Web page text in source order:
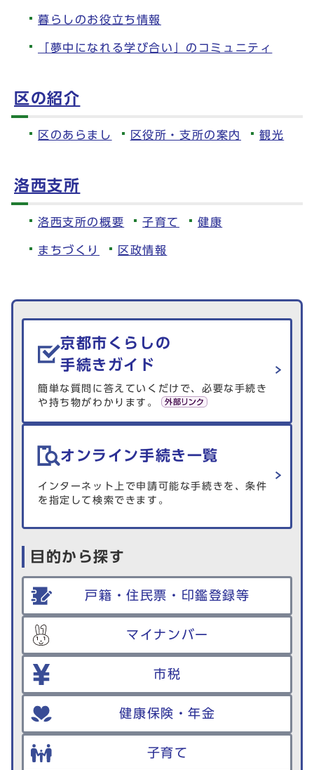
暮らしのお役立ち情報
「夢中になれる学び合い」のコミュニティ
区の紹介
区のあらまし 区役所・支所の案内 観光
洛西支所
洛西支所の概要 子育て 健康
まちづくり 区政情報
生活情報を探す
京都市くらしの
手続きガイド
簡単な質問に答えていくだけで、必要な手続き
や持ち物がわかります。
オンライン手続き一覧
インターネット上で申請可能な手続きを、条件
を指定して検索できます。
目的から探す
戸籍・住民票・印鑑登録等
マイナンバー
市税
健康保険・年金
子育て